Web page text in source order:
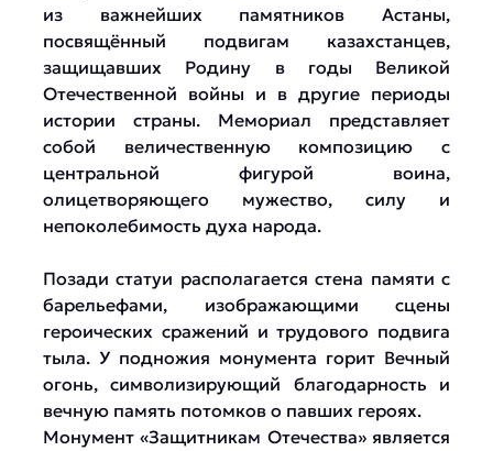
из важнейших памятников Астаны,
посвящённый подвигам казахстанцев,
защищавших Родину в годы Великой
Отечественной войны и в другие периоды
истории страны. Мемориал представляет
собой величественную композицию с
центральной фигурой воина,
олицетворяющего мужество, силу и
непоколебимость духа народа.
Позади статуи располагается стена памяти с
барельефами, изображающими сцены
героических сражений и трудового подвига
тыла. У подножия монумента горит Вечный
огонь, символизирующий благодарность и
вечную память потомков о павших героях.
Монумент «Защитникам Отечества» является